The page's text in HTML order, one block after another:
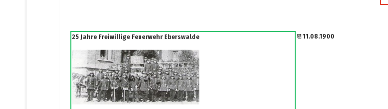
25 Jahre Freiwillige Feuerwehr Eberswalde 📆 11.08.1900